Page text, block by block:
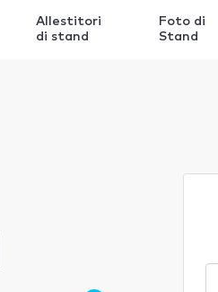
Allestitori
di stand
Foto di
Stand